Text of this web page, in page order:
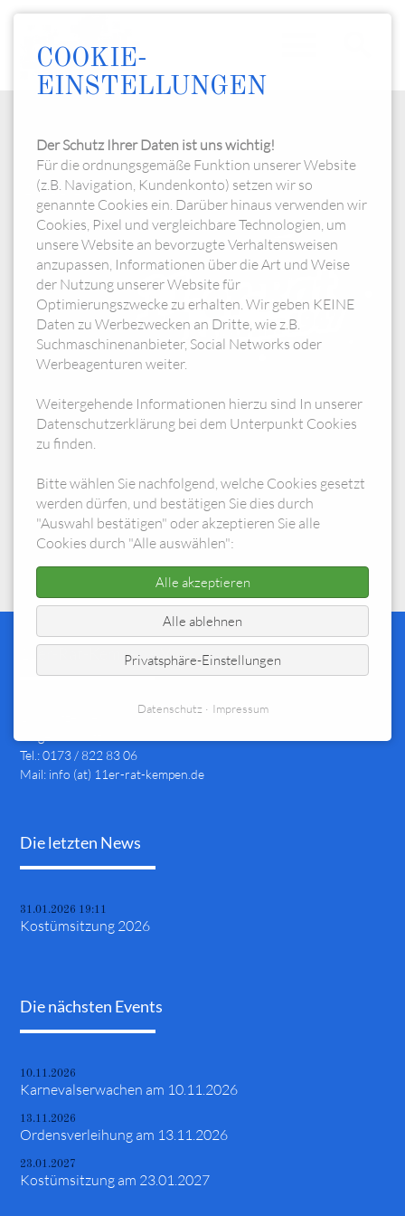
Suchbegriffe
Kostümsitzung am 23.01.2027
23.01.2027
Der nächste Termin für unsere Kostümsitzung in 2027.
Zurück
11er-Rat-Kempen e.V.
Tel.: 0173 / 822 83 06
Mail: info (at) 11er-rat-kempen.de
Die letzten News
31.01.2026 19:11
Kostümsitzung 2026
Die nächsten Events
10.11.2026
Karnevalserwachen am 10.11.2026
13.11.2026
Ordensverleihung am 13.11.2026
23.01.2027
Kostümsitzung am 23.01.2027
COOKIE-
EINSTELLUNGEN
Der Schutz Ihrer Daten ist uns wichtig!
Für die ordnungsgemäße Funktion unserer Website
(z.B. Navigation, Kundenkonto) setzen wir so
genannte Cookies ein. Darüber hinaus verwenden wir
Cookies, Pixel und vergleichbare Technologien, um
unsere Website an bevorzugte Verhaltensweisen
anzupassen, Informationen über die Art und Weise
der Nutzung unserer Website für
Optimierungszwecke zu erhalten. Wir geben KEINE
Daten zu Werbezwecken an Dritte, wie z.B.
Suchmaschinenanbieter, Social Networks oder
Werbeagenturen weiter.
Weitergehende Informationen hierzu sind In unserer
Datenschutzerklärung bei dem Unterpunkt Cookies
zu finden.
Bitte wählen Sie nachfolgend, welche Cookies gesetzt
werden dürfen, und bestätigen Sie dies durch
"Auswahl bestätigen" oder akzeptieren Sie alle
Cookies durch "Alle auswählen":
Alle akzeptieren
Alle ablehnen
Privatsphäre-Einstellungen
Datenschutz Impressum